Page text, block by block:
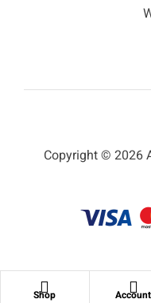
Shop
Account
Copyright © 2026